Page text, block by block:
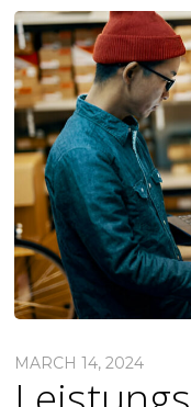
MARCH 14, 2024